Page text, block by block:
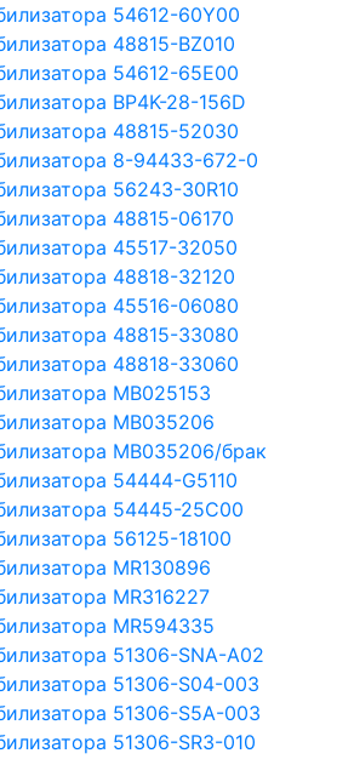
54612-60Y00
48815-BZ010
54612-65Е00
BP4K-28-156D
48815-52030
8-94433-672-0
56243-30R10
48815-06170
45517-32050
48818-32120
45516-06080
48815-33080
48818-33060
MB025153
MB035206
MB035206/брак
54444-G5110
54445-25C00
56125-18100
MR130896
MR316227
MR594335
51306-SNA-A02
51306-S04-003
51306-S5A-003
51306-SR3-010